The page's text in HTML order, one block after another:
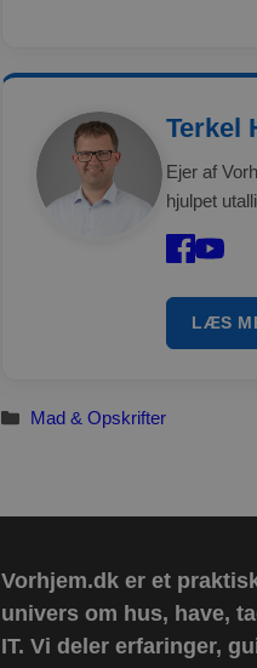
Terkel
Ejer af
hjulpet
LÆS
Kategorier
Mad & Opskrifter
Vorhjem.dk er et
univers om hus, have,
IT. Vi deler erfaringer,